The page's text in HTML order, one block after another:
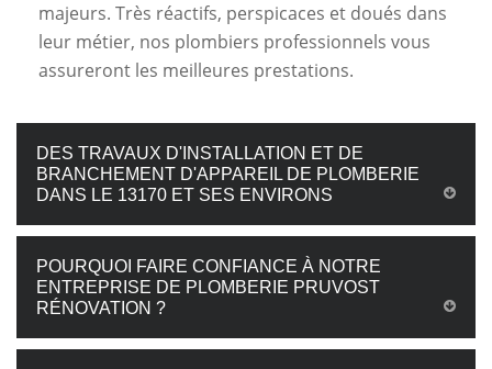
majeurs. Très réactifs, perspicaces et doués dans
leur métier, nos plombiers professionnels vous
assureront les meilleures prestations.
DES TRAVAUX D'INSTALLATION ET DE
BRANCHEMENT D'APPAREIL DE PLOMBERIE
DANS LE 13170 ET SES ENVIRONS
POURQUOI FAIRE CONFIANCE À NOTRE
ENTREPRISE DE PLOMBERIE PRUVOST
RÉNOVATION ?